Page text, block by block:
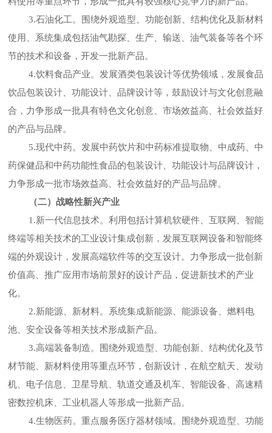
3.石油化工。围绕外观造型、功能创新、结构优化及新材料
使用、系统集成包括油气勘探、生产、输送、油气装备等各个环
节的技术和设备，开发一批新产品。
4.饮料食品产业。发展酒类包装设计等优势领域，发展食品
饮品包装设计、功能设计、品牌设计等，鼓励设计与文化创意融
合，力争形成一批具有特色文化创意、市场效益高、社会效益好
的产品与品牌。
5.现代中药。发展中药饮片和中药标准提取物、中成药、中
药保健品和中药功能性食品的包装设计、功能设计与品牌设计，
力争形成一批市场效益高、社会效益好的产品与品牌。
（二）战略性新兴产业
1.新一代信息技术。利用包括计算机软硬件、互联网、智能
终端等相关技术的工业设计集成创新，发展互联网设备和智能终
端的外观设计，发展高端软件等的交互设计。力争形成一批创新
价值高、推广应用市场前景好的设计产品，促进新技术的产业
化。
2.新能源、新材料。系统集成新能源、能源设备、燃料电
池、安全设备等相关技术形成新产品。
3.高端装备制造。围绕外观造型、功能创新、结构优化及节
材节能、新材料使用等重点环节，创新设计，在航空航天、发动
机、电子信息、卫星导航、轨道交通及机车、智能设备、高速精
密数控机床、工业机器人等形成一批新产品。
4.生物医药。重点服务医疗器材领域。围绕外观造型、功能